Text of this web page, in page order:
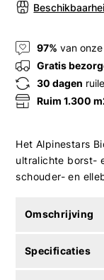
97% van
Gratis
30 dagen
Ruim 1.300
Het Alpinestars
ultralichte borst-
schouder- en
Omschrijving
Specificaties